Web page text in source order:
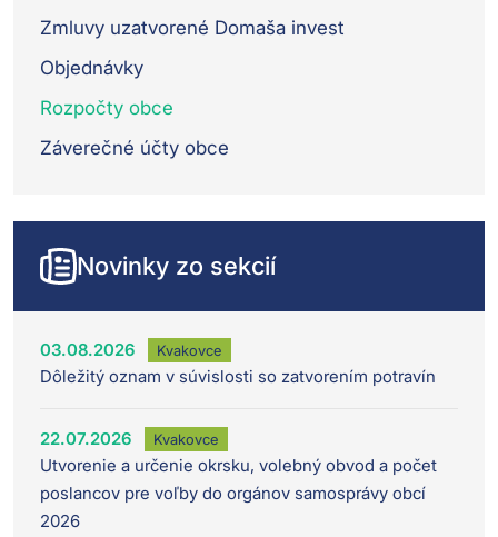
Zmluvy uzatvorené Domaša invest
Objednávky
Rozpočty obce
Záverečné účty obce
Novinky zo sekcií
03.08.2026 Kvakovce
Dôležitý oznam v súvislosti so zatvorením potravín
22.07.2026 Kvakovce
Utvorenie a určenie okrsku, volebný obvod a počet
poslancov pre voľby do orgánov samosprávy obcí
2026